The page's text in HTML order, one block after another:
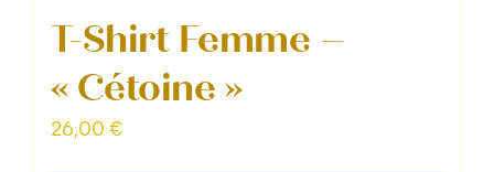
T-Shirt Femme –
« Cétoine »
26,00 €